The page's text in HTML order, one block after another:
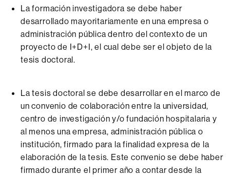
La formación investigadora se debe haber
desarrollado mayoritariamente en una empresa o
administración pública dentro del contexto de un
proyecto de I+D+I, el cual debe ser el objeto de la
tesis doctoral.
La tesis doctoral se debe desarrollar en el marco de
un convenio de colaboración entre la universidad,
centro de investigación y/o fundación hospitalaria y
al menos una empresa, administración pública o
institución, firmado para la finalidad expresa de la
elaboración de la tesis. Este convenio se debe haber
firmado durante el primer año a contar desde la